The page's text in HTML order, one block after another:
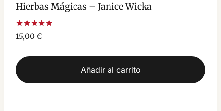
Hierbas Mágicas – Janice Wicka
Valorado
con
de 5
15,00 €
Añadir al carrito